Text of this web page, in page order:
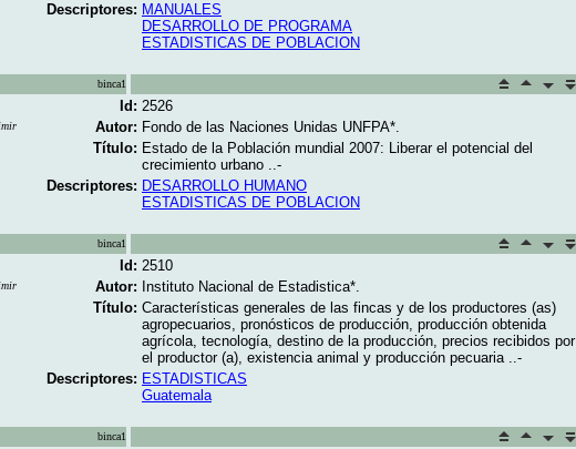
Descriptores: MANUALES
DESARROLLO DE PROGRAMA
ESTADISTICAS DE POBLACION
binca1
Id: 2526
Autor: Fondo de las Naciones Unidas UNFPA*.
Título: Estado de la Población mundial 2007: Liberar el potencial del
crecimiento urbano ..-
Descriptores: DESARROLLO HUMANO
ESTADISTICAS DE POBLACION
binca1
Id: 2510
Autor: Instituto Nacional de Estadistica*.
Título: Características generales de las fincas y de los productores (as)
agropecuarios, pronósticos de producción, producción obtenida
agrícola, tecnología, destino de la producción, precios recibidos por
el productor (a), existencia animal y producción pecuaria ..-
Descriptores: ESTADISTICAS
Guatemala
binca1